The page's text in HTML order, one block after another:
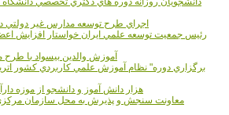
اجراي طرح توسعه مدارس غير دولتي در 27 استان
رئيس جمعيت توسعه علمي ايران خواستار افزايش
آموزش والدين بيسواد با طرح
برگزاري دوره" نظام آموزش علمي كاربردي كشور
40 هزار دانش آموز و دانشجو از موزه
معاونت سنجش و پذيرش به محل سازمان مرکزي